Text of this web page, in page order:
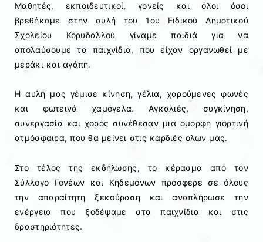
Μαθητές, εκπαιδευτικοί, γονείς και όλοι όσοι
βρεθήκαμε στην αυλή του 1ου Ειδικού Δημοτικού
Σχολείου Κορυδαλλού γίναμε παιδιά για να
απολαύσουμε τα παιχνίδια, που είχαν οργανωθεί με
μεράκι και αγάπη.
Η αυλή μας γέμισε κίνηση, γέλια, χαρούμενες φωνές
και φωτεινά χαμόγελα. Αγκαλιές, συγκίνηση,
συνεργασία και χορός συνέθεσαν μια όμορφη γιορτινή
ατμόσφαιρα, που θα μείνει στις καρδιές όλων μας.
Στο τέλος της εκδήλωσης, το κέρασμα από τον
Σύλλογο Γονέων και Κηδεμόνων πρόσφερε σε όλους
την απαραίτητη ξεκούραση και αναπλήρωσε την
ενέργεια που ξοδέψαμε στα παιχνίδια και στις
δραστηριότητες.